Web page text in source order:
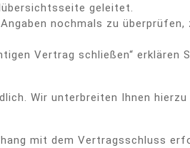
geleitet.
nochmals zu überprüfen,
Vertrag schließen“ erklären
Wir unterbreiten Ihnen
mit dem Vertragsschluss